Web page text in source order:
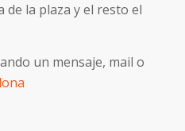
de la plaza y el resto el
un mensaje, mail o